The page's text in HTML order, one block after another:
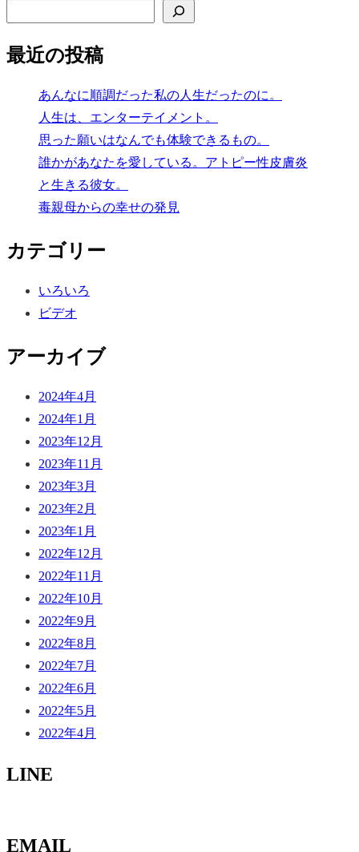
最近の投稿
あんなに順調だった私の人生だったのに。
人生は、エンターテイメント。
思った願いはなんでも体験できるもの。
誰かがあなたを愛している。アトピー性皮膚炎
と生きる彼女。
毒親母からの幸せの発見
カテゴリー
いろいろ
ビデオ
アーカイブ
2024年4月
2024年1月
2023年12月
2023年11月
2023年3月
2023年2月
2023年1月
2022年12月
2022年11月
2022年10月
2022年9月
2022年8月
2022年7月
2022年6月
2022年5月
2022年4月
LINE
EMAIL